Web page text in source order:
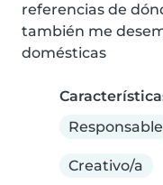
referencias de
también me
domésticas
Responsable
Creativo/a